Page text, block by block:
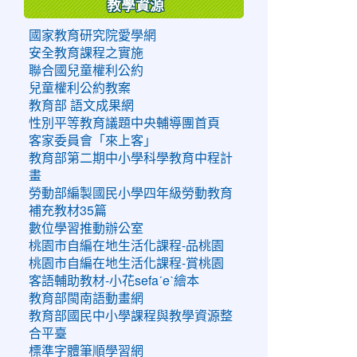
教學資源
國家教育研究院愛學網
安全教育課程之實施
聯合國兒童權利公約
兒童權利公約教案
教育部 語文成果網
性別平等教育議題中央輔導團首頁
客家委員會「來上客」
教育部第二期中小學科學教育中程計
畫
勞動部編製國民小學四年級勞動教育
補充教材35篇
數位學習推動辦公室
桃園市自編在地生活化課程-品桃園
桃園市自編在地生活化課程-賞桃園
客語輔助教材-小花sefaˊeˋ繪本
教育部閩南語動畫網
教育部國民中小學課程與教學資源整
合平臺
標準字體筆順學習網